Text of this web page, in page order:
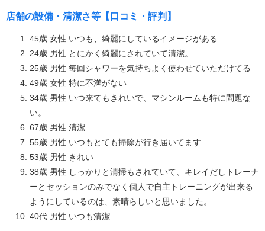
店舗の設備・清潔さ等【口コミ・評判】
45歳 女性 いつも、綺麗にしているイメージがある
24歳 男性 とにかく綺麗にされていて清潔。
25歳 男性 毎回シャワーを気持ちよく使わせていただけてる
49歳 女性 特に不満がない
34歳 男性 いつ来てもきれいで、マシンルームも特に問題な
い。
67歳 男性 清潔
55歳 男性 いつもとても掃除が行き届いてます
53歳 男性 きれい
38歳 男性 しっかりと清掃もされていて、キレイだしトレーナ
ーとセッションのみでなく個人で自主トレーニングが出来る
ようにしているのは、素晴らしいと思いました。
40代 男性 いつも清潔